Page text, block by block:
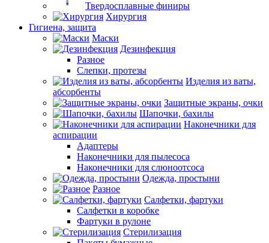
Твердосплавные финиры
Хирургия
Гигиена, защита
Маски
Дезинфекция
Разное
Слепки, протезы
Изделия из ваты,
абсорбенты
Защитные экраны, очки
Шапочки, бахилы
Наконечники для
аспирации
Адаптеры
Наконечники для пылесоса
Наконечники для слюноотсоса
Одежда, простыни
Разное
Салфетки, фартуки
Салфетки в коробке
Фартуки в рулоне
Стерилизация